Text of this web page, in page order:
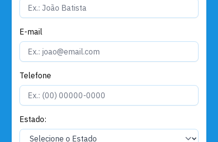
E-mail
Telefone
Estado: